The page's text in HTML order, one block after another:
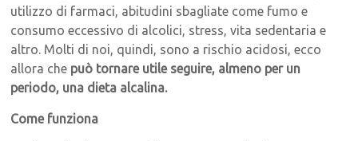
utilizzo di farmaci, abitudini sbagliate come fumo e
consumo eccessivo di alcolici, stress, vita sedentaria e
altro. Molti di noi, quindi, sono a rischio acidosi, ecco
allora che può tornare utile seguire, almeno per un
periodo, una dieta alcalina.
Come funziona